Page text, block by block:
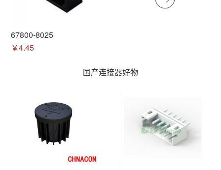
67800-8025
￥4.45
国产连接器好物